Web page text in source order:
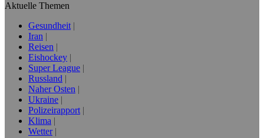
Aktuelle Themen
Gesundheit
Iran
Reisen
Eishockey
Super League
Russland
Naher Osten
Ukraine
Polizeirapport
Klima
Wetter